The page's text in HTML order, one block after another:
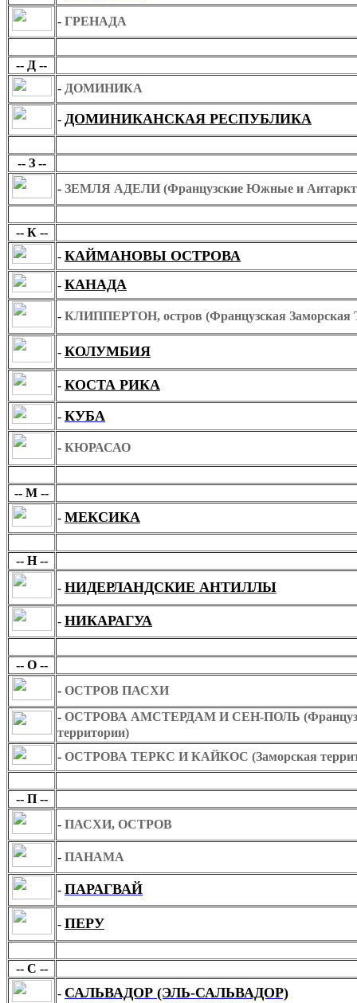
- ГРЕНАДА
-- Д --
- ДОМИНИКА
- ДОМИНИКАНСКАЯ РЕСПУБЛИКА
-- З --
- ЗЕМЛЯ АДЕЛИ (Французские Южные и
-- К --
- КАЙМАНОВЫ ОСТРОВА
- КАНАДА
- КЛИППЕРТОН, остров (Французская Заморская
- КОЛУМБИЯ
- КОСТА РИКА
- КУБА
- КЮРАСАО
-- М --
- МЕКСИКА
-- Н --
- НИДЕРЛАНДСКИЕ АНТИЛЛЫ
- НИКАРАГУА
-- О --
- ОСТРОВ ПАСХИ
- ОСТРОВА АМСТЕРДАМ И СЕН-ПОЛЬ
территории)
- ОСТРОВА ТЕРКС И КАЙКОС (Заморская
-- П --
- ПАСХИ, ОСТРОВ
- ПАНАМА
- ПАРАГВАЙ
- ПЕРУ
-- С --
- САЛЬВАДОР (ЭЛЬ-САЛЬВАДОР)